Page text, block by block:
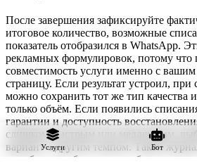
Услуги Бот
После завершения зафиксируйте
итоговое количество, возможные
показатель отобразился в WhatsApp.
рекламных формулировок, потому что
совместимость услуги именно с
страницу. Если результат устроил,
можно сохранить тот же тип качества
только объём. Если появились
гарантии и доступность
слишком быстрым или медленным,
вариант с другим темпом. Такой
подобрать стабильную комбинацию